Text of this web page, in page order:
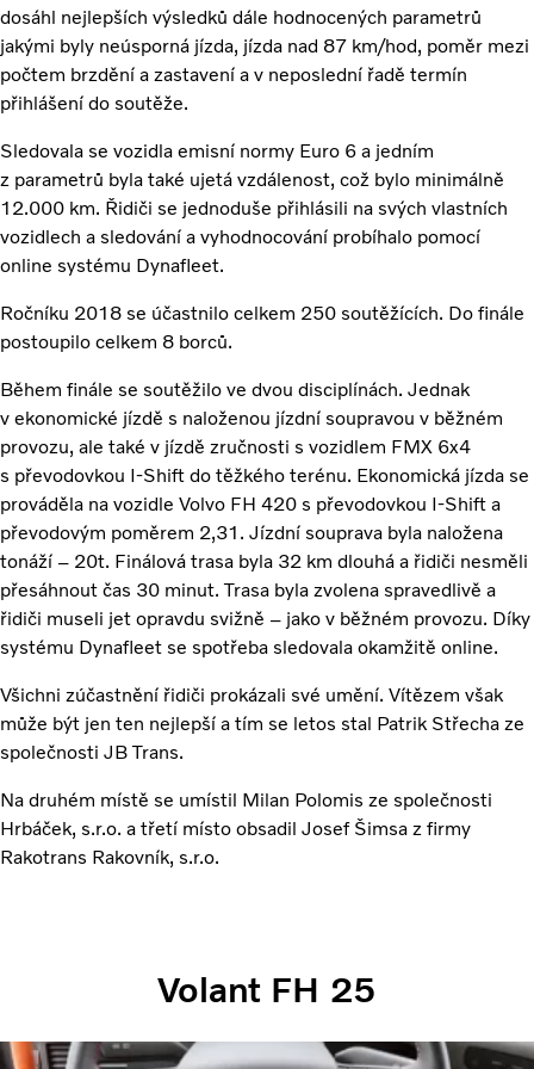
dosáhl nejlepších výsledků dále hodnocených parametrů
jakými byly neúsporná jízda, jízda nad 87 km/hod, poměr mezi
počtem brzdění a zastavení a v neposlední řadě termín
přihlášení do soutěže.
Sledovala se vozidla emisní normy Euro 6 a jedním
z parametrů byla také ujetá vzdálenost, což bylo minimálně
12.000 km. Řidiči se jednoduše přihlásili na svých vlastních
vozidlech a sledování a vyhodnocování probíhalo pomocí
online systému Dynafleet.
Ročníku 2018 se účastnilo celkem 250 soutěžících. Do finále
postoupilo celkem 8 borců.
Během finále se soutěžilo ve dvou disciplínách. Jednak
v ekonomické jízdě s naloženou jízdní soupravou v běžném
provozu, ale také v jízdě zručnosti s vozidlem FMX 6x4
s převodovkou I-Shift do těžkého terénu. Ekonomická jízda se
prováděla na vozidle Volvo FH 420 s převodovkou I-Shift a
převodovým poměrem 2,31. Jízdní souprava byla naložena
tonáží – 20t. Finálová trasa byla 32 km dlouhá a řidiči nesměli
přesáhnout čas 30 minut. Trasa byla zvolena spravedlivě a
řidiči museli jet opravdu svižně – jako v běžném provozu. Díky
systému Dynafleet se spotřeba sledovala okamžitě online.
Všichni zúčastnění řidiči prokázali své umění. Vítězem však
může být jen ten nejlepší a tím se letos stal Patrik Střecha ze
společnosti JB Trans.
Na druhém místě se umístil Milan Polomis ze společnosti
Hrbáček, s.r.o. a třetí místo obsadil Josef Šimsa z firmy
Rakotrans Rakovník, s.r.o.
Volant FH 25